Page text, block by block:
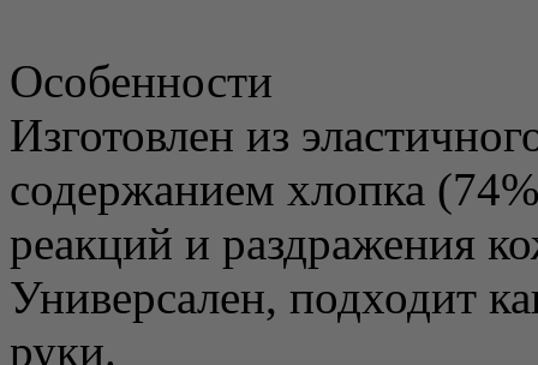
Особенности
Изготовлен из
содержанием хлопка
реакций и раздражения
Универсален, подходит
руки.